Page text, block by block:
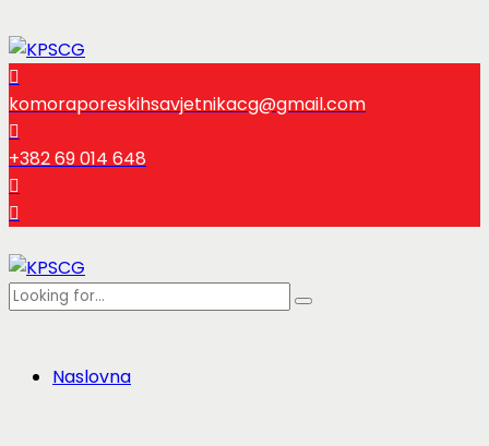
komoraporeskihsavjetnikacg@gmail.com
+382 69 014 648
Naslovna